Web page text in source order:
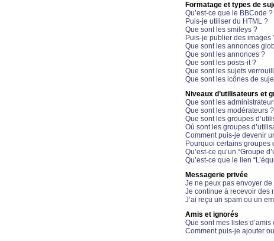
Formatage et types de
Qu’est-ce que le BBCode ?
Puis-je utiliser du HTML ?
Que sont les smileys ?
Puis-je publier des images
Que sont les annonces
Que sont les annonces ?
Que sont les posts-it ?
Que sont les sujets
Que sont les icônes de
Niveaux d’utilisateurs et
Que sont les
Que sont les modérateurs ?
Que sont les groupes
Où sont les groupes
Comment puis-je devenir
Pourquoi certains groupes
Qu’est-ce qu’un “Groupe
Qu’est-ce que le lien
Messagerie privée
Je ne peux pas envoyer
Je continue à recevoir des
J’ai reçu un spam ou un
Amis et ignorés
Que sont mes listes d’amis
Comment puis-je ajouter